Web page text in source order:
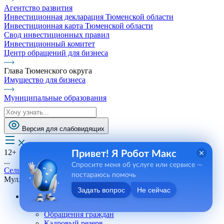
Агентство развития
Инвестиционная декларация Тюменской области
Инвестиционная карта Тюменской области
Свод инвестиционных правил
Инвестиционный комитет
Центр обращений для бизнеса
Глава Тюменского округа
Имущество для бизнеса
Муниципальные образования
Версия для слабовидящих
12+
...
Сельские поселения
Муллашинское СП
Андреевское СП
Обращения граждан
Привет! Я Робот Макс
Спросите меня об услуге или сервисе —
постараюсь помочь
Задать вопрос Не сейчас